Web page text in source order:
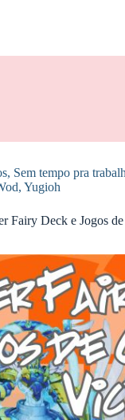
, Sem tempo pra
, Yugioh
Fairy Deck e Jogos de